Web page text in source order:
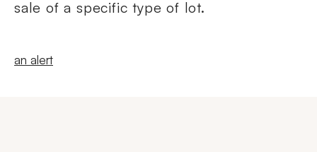
sale of a specific type of lot.
New windowCreate
an alert